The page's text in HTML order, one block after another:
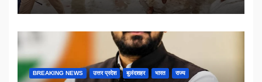
BREAKING NEWS उत्तर प्रदेश बुलंदशहर भारत राज्य